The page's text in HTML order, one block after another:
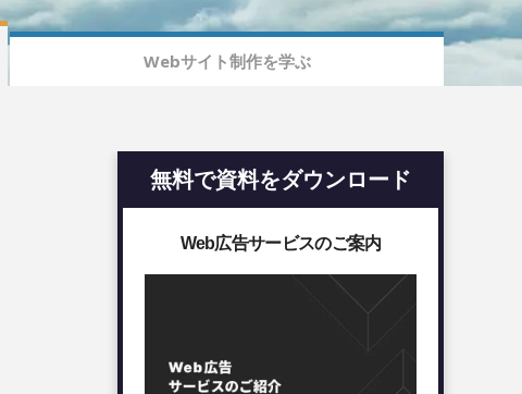
Webサイト制作を学ぶ
無料で資料をダウンロード
Web広告サービスのご案内